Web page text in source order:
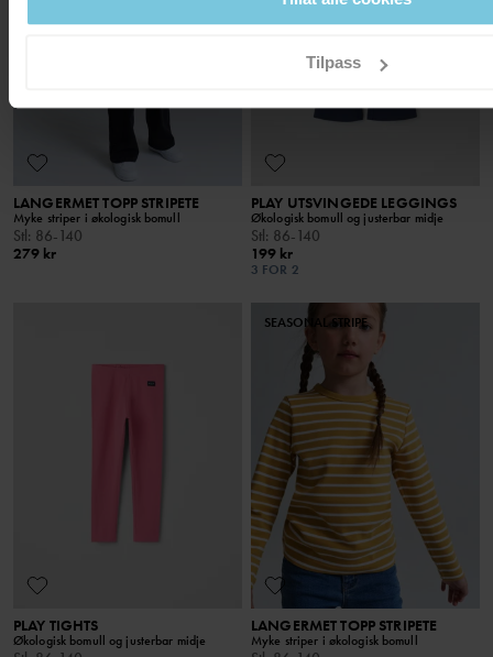
Tilpass
LANGERMET TOPP STRIPETE
Myke striper i økologisk bomull
Stl: 86-140
279 kr
PLAY UTSVINGEDE LEGGINGS
Økologisk bomull og justerbar midje
Stl: 86-140
199 kr
3 FOR 2
PLAY TIGHTS
Økologisk bomull og justerbar midje
SEASONAL STRIPE
LANGERMET TOPP STRIPETE
Myke striper i økologisk bomull